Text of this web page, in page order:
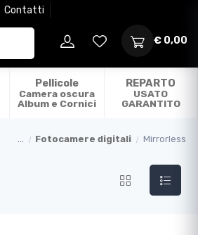
Contatti
€ 0,00
Pellicole
Camera oscura
Album e Cornici
REPARTO
USATO
GARANTITO
Fotocamere digitali Mirrorless